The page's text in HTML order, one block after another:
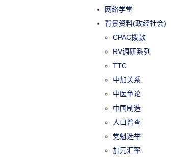
网络学堂
背景资料(政经社会)
CPAC拨款
RV调研系列
TTC
中加关系
中医争论
中国制造
人口普查
党魁选举
加元汇率